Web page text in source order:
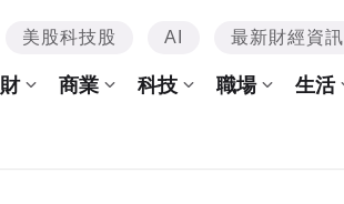
美股科技股 AI 最新財經資訊
商業 科技 職場 生活